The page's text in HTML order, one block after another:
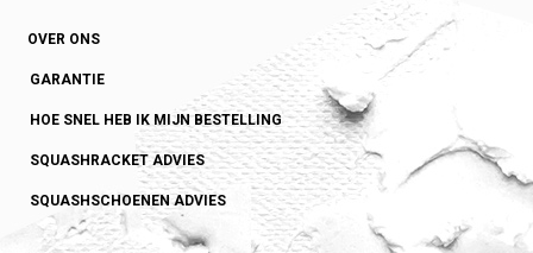
OVER ONS
GARANTIE
HOE SNEL HEB IK MIJN BESTELLING
SQUASHRACKET ADVIES
SQUASHSCHOENEN ADVIES